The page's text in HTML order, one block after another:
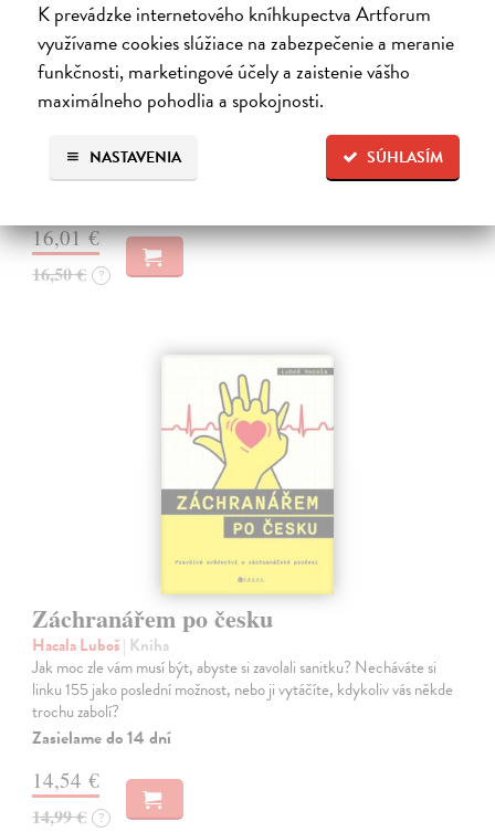
K prevádzke internetového kníhkupectva Artforum
využívame cookies slúžiace na zabezpečenie a meranie
funkčnosti, marketingové účely a zaistenie vášho
maximálneho pohodlia a spokojnosti.
SÚHLASÍM
NASTAVENIA
Máte ty pilulky i v zelené?
Mysleli jste si, že lékárna je nudné místo? Ale kdepak, i pilulky se
mohou snadno změnit ve stand-up komedii.
16,01 €
16,50 € ?
Záchranářem po česku
Hacala Luboš| Kniha
Jak moc zle vám musí být, abyste si zavolali sanitku? Necháváte si
linku 155 jako poslední možnost, nebo ji vytáčíte, kdykoliv vás někde
trochu zabolí?
Zasielame do 14 dní
14,54 €
14,99 € ?